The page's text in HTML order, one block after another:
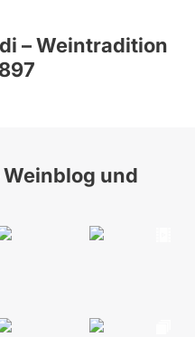
– Weintradition
und